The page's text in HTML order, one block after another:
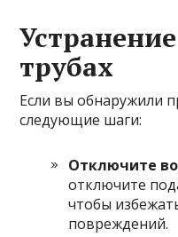
трубах
Если вы обнаружили
следующие шаги:
Отключите
отключите
чтобы
повреждений.